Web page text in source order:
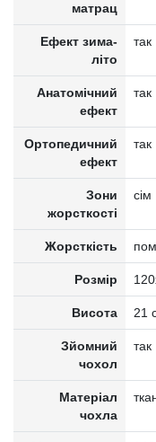
матрац
Ефект зима-
літо
так
Анатомічний
ефект
так
Ортопедичний
ефект
так
Зони
жорсткості
сім
Жорсткість
Розмір
Висота 21
Зйомний
чохол
так
Матеріал
чохла